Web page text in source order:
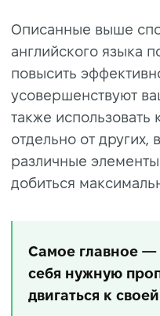
Описанные выше
английского языка
повысить
усовершенствуют
также использовать
отдельно от других,
различные
добиться
Самое главное —
себя нужную
двигаться к